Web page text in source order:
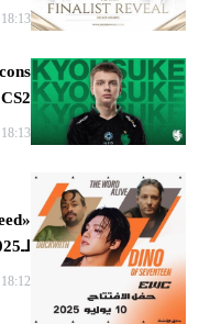
18:13 | 8-07-2025
CS2 الصاعد kyousuke
18:13 | 8-07-2025
لـEsports World Cup 2025
18:12 | 8-07-2025